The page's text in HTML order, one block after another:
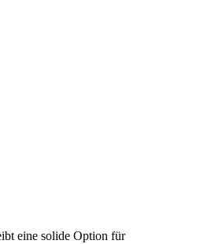
eine solide Option für